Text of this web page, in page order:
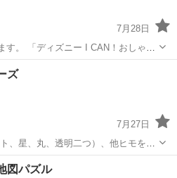
7月28日
おしゃべ
9,720円です。 動作確認済みで、問
ズ
7月27日
、星、丸、透明二つ）、他ヒモを通
はありません）。全て中古で数バラ
クレームノーリターンでお願いしま
もちゃ
図パズル